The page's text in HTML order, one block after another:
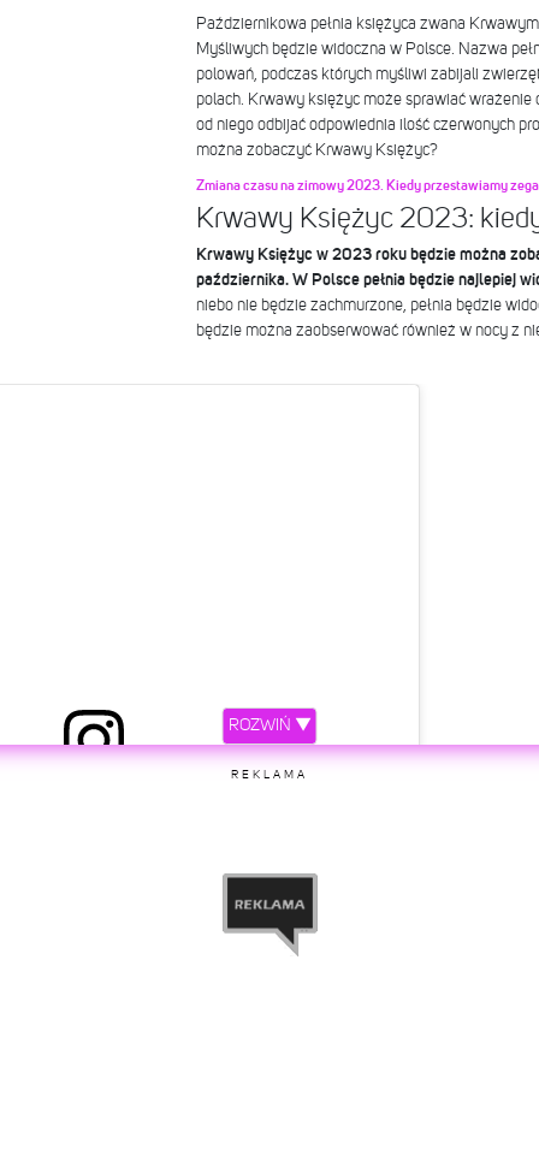
Październikowa pełnia księżyca zwana
Myśliwych będzie widoczna w Polsce. Nazwa
polowań, podczas których myśliwi zabijali
polach. Krwawy księżyc może sprawiać wrażenie
od niego odbijać odpowiednia ilość czerwonych
można zobaczyć Krwawy Księżyc?
Zmiana czasu na zimowy 2023. Kiedy przestawiamy
Krwawy Księżyc 2023:
Krwawy Księżyc w 2023 roku będzie można
października. W Polsce pełnia będzie najlepiej
niebo nie będzie zachmurzone, pełnia będzie
będzie można zaobserwować również w nocy z
ROZWIŃ ▼
REKLAMA